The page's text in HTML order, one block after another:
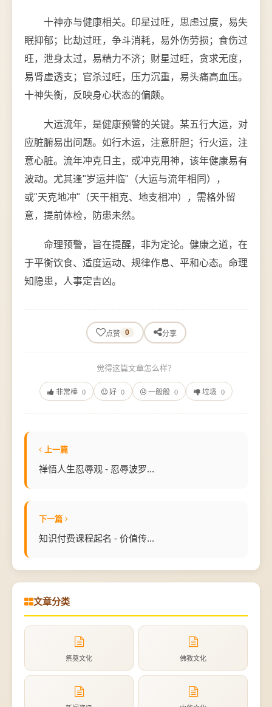
十神亦与健康相关。印星过旺，思虑过度，易失
眠抑郁；比劫过旺，争斗消耗，易外伤劳损；食伤过
旺，泄身太过，易精力不济；财星过旺，贪求无度，
易肾虚透支；官杀过旺，压力沉重，易头痛高血压。
十神失衡，反映身心状态的偏颇。
大运流年，是健康预警的关键。某五行大运，对
应脏腑易出问题。如行木运，注意肝胆；行火运，注
意心脏。流年冲克日主，或冲克用神，该年健康易有
波动。尤其逢"岁运并临"（大运与流年相同），
或"天克地冲"（天干相克、地支相冲），需格外留
意，提前体检，防患未然。
命理预警，旨在提醒，非为定论。健康之道，在
于平衡饮食、适度运动、规律作息、平和心态。命理
知隐患，人事定吉凶。
点赞 0 分享
觉得这篇文章怎么样？
非常棒 0 好 0 一般般 0 垃圾 0
上一篇
禅悟人生忍辱观 - 忍辱波罗...
下一篇
知识付费课程起名 - 价值传...
文章分类
祭奠文化 佛教文化